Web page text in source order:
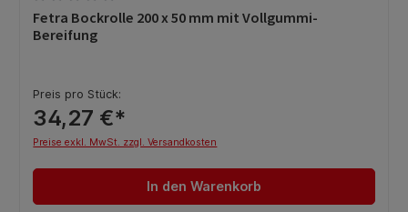
Durchschnittliche Bewertung von 0 von 5 Sternen
Fetra Bockrolle 200 x 50 mm mit Vollgummi-
Bereifung
Preis pro Stück:
34,27 €*
Preise exkl. MwSt. zzgl. Versandkosten
In den Warenkorb